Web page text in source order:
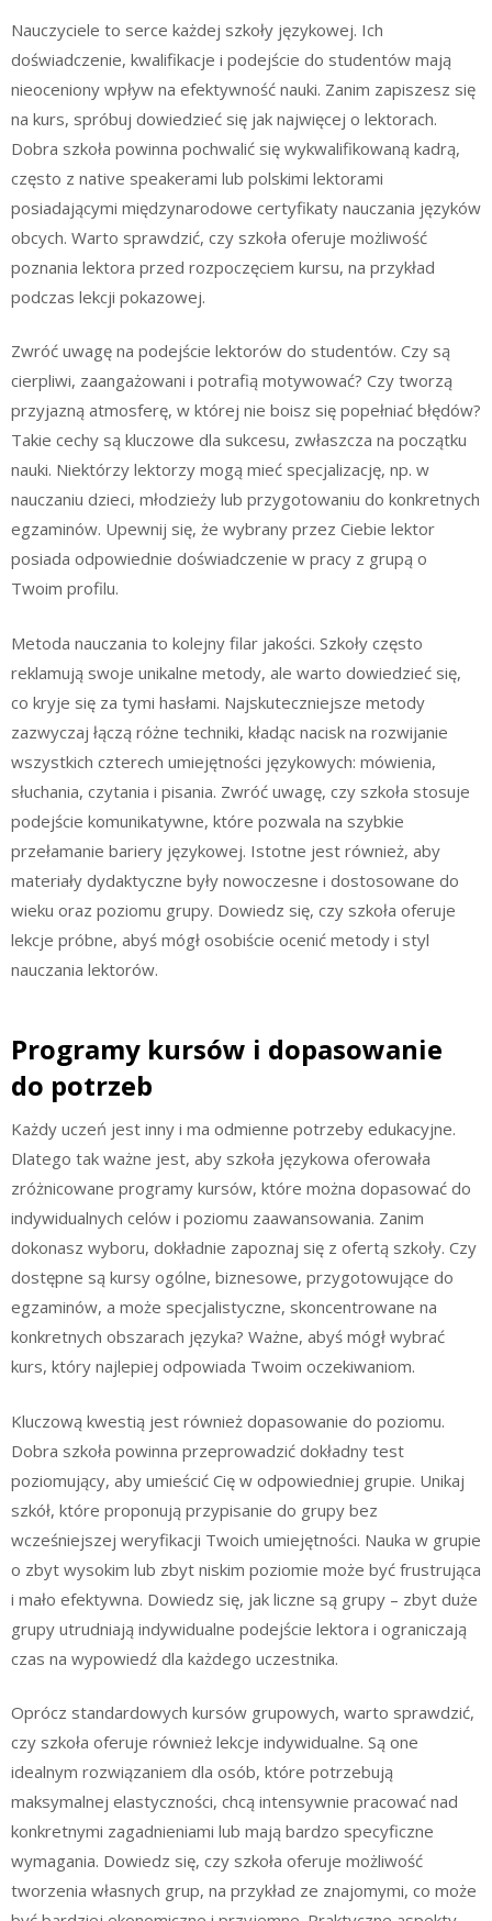
Nauczyciele to serce każdej szkoły językowej. Ich
doświadczenie, kwalifikacje i podejście do studentów mają
nieoceniony wpływ na efektywność nauki. Zanim zapiszesz się
na kurs, spróbuj dowiedzieć się jak najwięcej o lektorach.
Dobra szkoła powinna pochwalić się wykwalifikowaną kadrą,
często z native speakerami lub polskimi lektorami
posiadającymi międzynarodowe certyfikaty nauczania języków
obcych. Warto sprawdzić, czy szkoła oferuje możliwość
poznania lektora przed rozpoczęciem kursu, na przykład
podczas lekcji pokazowej.
Zwróć uwagę na podejście lektorów do studentów. Czy są
cierpliwi, zaangażowani i potrafią motywować? Czy tworzą
przyjazną atmosferę, w której nie boisz się popełniać błędów?
Takie cechy są kluczowe dla sukcesu, zwłaszcza na początku
nauki. Niektórzy lektorzy mogą mieć specjalizację, np. w
nauczaniu dzieci, młodzieży lub przygotowaniu do konkretnych
egzaminów. Upewnij się, że wybrany przez Ciebie lektor
posiada odpowiednie doświadczenie w pracy z grupą o
Twoim profilu.
Metoda nauczania to kolejny filar jakości. Szkoły często
reklamują swoje unikalne metody, ale warto dowiedzieć się,
co kryje się za tymi hasłami. Najskuteczniejsze metody
zazwyczaj łączą różne techniki, kładąc nacisk na rozwijanie
wszystkich czterech umiejętności językowych: mówienia,
słuchania, czytania i pisania. Zwróć uwagę, czy szkoła stosuje
podejście komunikatywne, które pozwala na szybkie
przełamanie bariery językowej. Istotne jest również, aby
materiały dydaktyczne były nowoczesne i dostosowane do
wieku oraz poziomu grupy. Dowiedz się, czy szkoła oferuje
lekcje próbne, abyś mógł osobiście ocenić metody i styl
nauczania lektorów.
Programy kursów i dopasowanie
do potrzeb
Każdy uczeń jest inny i ma odmienne potrzeby edukacyjne.
Dlatego tak ważne jest, aby szkoła językowa oferowała
zróżnicowane programy kursów, które można dopasować do
indywidualnych celów i poziomu zaawansowania. Zanim
dokonasz wyboru, dokładnie zapoznaj się z ofertą szkoły. Czy
dostępne są kursy ogólne, biznesowe, przygotowujące do
egzaminów, a może specjalistyczne, skoncentrowane na
konkretnych obszarach języka? Ważne, abyś mógł wybrać
kurs, który najlepiej odpowiada Twoim oczekiwaniom.
Kluczową kwestią jest również dopasowanie do poziomu.
Dobra szkoła powinna przeprowadzić dokładny test
poziomujący, aby umieścić Cię w odpowiedniej grupie. Unikaj
szkół, które proponują przypisanie do grupy bez
wcześniejszej weryfikacji Twoich umiejętności. Nauka w grupie
o zbyt wysokim lub zbyt niskim poziomie może być frustrująca
i mało efektywna. Dowiedz się, jak liczne są grupy – zbyt duże
grupy utrudniają indywidualne podejście lektora i ograniczają
czas na wypowiedź dla każdego uczestnika.
Oprócz standardowych kursów grupowych, warto sprawdzić,
czy szkoła oferuje również lekcje indywidualne. Są one
idealnym rozwiązaniem dla osób, które potrzebują
maksymalnej elastyczności, chcą intensywnie pracować nad
konkretnymi zagadnieniami lub mają bardzo specyficzne
wymagania. Dowiedz się, czy szkoła oferuje możliwość
tworzenia własnych grup, na przykład ze znajomymi, co może